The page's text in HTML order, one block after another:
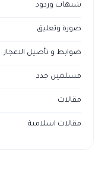
شبهات وردود
صورة وتعليق
ضوابط و تأصيل الاعجاز
مسلمين جدد
مقالات
مقالات اسلامية